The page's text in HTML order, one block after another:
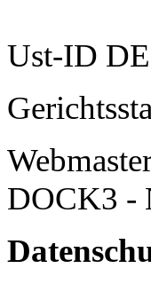
Ust-ID
DOCK3 -